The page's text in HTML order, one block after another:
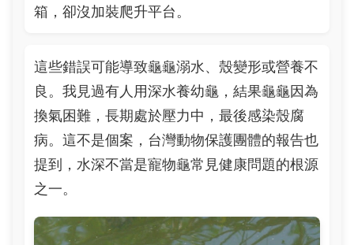
箱，卻沒加裝爬升平台。
這些錯誤可能導致龜龜溺水、殼變形或營養不
良。我見過有人用深水養幼龜，結果龜龜因為
換氣困難，長期處於壓力中，最後感染殼腐
病。這不是個案，台灣動物保護團體的報告也
提到，水深不當是寵物龜常見健康問題的根源
之一。